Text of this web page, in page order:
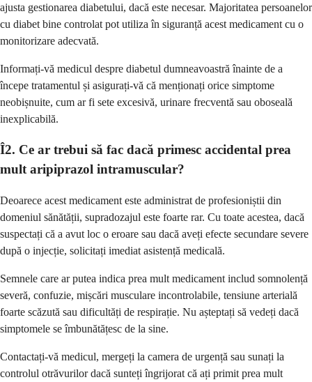
ajusta gestionarea diabetului, dacă este necesar. Majoritatea persoanelor
cu diabet bine controlat pot utiliza în siguranță acest medicament cu o
monitorizare adecvată.
Informați-vă medicul despre diabetul dumneavoastră înainte de a
începe tratamentul și asigurați-vă că menționați orice simptome
neobișnuite, cum ar fi sete excesivă, urinare frecventă sau oboseală
inexplicabilă.
Î2. Ce ar trebui să fac dacă primesc accidental prea
mult aripiprazol intramuscular?
Deoarece acest medicament este administrat de profesioniștii din
domeniul sănătății, supradozajul este foarte rar. Cu toate acestea, dacă
suspectați că a avut loc o eroare sau dacă aveți efecte secundare severe
după o injecție, solicitați imediat asistență medicală.
Semnele care ar putea indica prea mult medicament includ somnolență
severă, confuzie, mișcări musculare incontrolabile, tensiune arterială
foarte scăzută sau dificultăți de respirație. Nu așteptați să vedeți dacă
simptomele se îmbunătățesc de la sine.
Contactați-vă medicul, mergeți la camera de urgență sau sunați la
controlul otrăvurilor dacă sunteți îngrijorat că ați primit prea mult